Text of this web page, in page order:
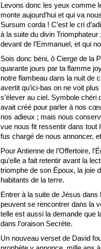
Levons donc les yeux comme
monte aujourd’hui et qui va
Sursum corda ! C’est le cri
à la suite du divin
devant de l’Emmanuel, et qui
Sois donc béni, ô Cierge de la
quarante jours par ta flamme
notre flambeau dans la nuit de
avertit qu’ici-bas on ne voit
s’élever au ciel. Symbole chéri
avait créé pour parler à nos
nos adieux ; mais nous
vue nous fit ressentir dans tout
fus chargé de nous annoncer,
Pour Antienne de l’Offertoire,
qu’elle a fait retentir avant la
triomphe de son Époux, la joie
habitants de la terre.
Entrer à la suite de Jésus
peuvent se rencontrer dans la
telle est aussi la demande que
dans l’oraison Secrète.
Un nouveau verset de David